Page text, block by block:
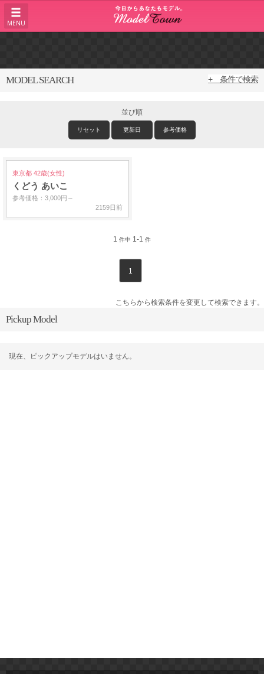
MENU
MODEL SEARCH + 条件で検索
並び順
リセット 更新日 参考価格
東京都 42歳(女性)
くどう あいこ
参考価格：3,000円～
2159日前
1 件中 1-1 件
1
こちらから検索条件を変更して検索できます。
Pickup Model
現在、ピックアップモデルはいません。